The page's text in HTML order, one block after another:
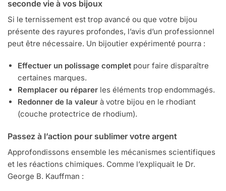
seconde vie à vos bijoux
Si le ternissement est trop avancé ou que votre bijou
présente des rayures profondes, l’avis d’un professionnel
peut être nécessaire. Un bijoutier expérimenté pourra :
Effectuer un polissage complet pour faire disparaître
certaines marques.
Remplacer ou réparer les éléments trop endommagés.
Redonner de la valeur à votre bijou en le rhodiant
(couche protectrice de rhodium).
Passez à l’action pour sublimer votre argent
Approfondissons ensemble les mécanismes scientifiques
et les réactions chimiques. Comme l’expliquait le Dr.
George B. Kauffman :